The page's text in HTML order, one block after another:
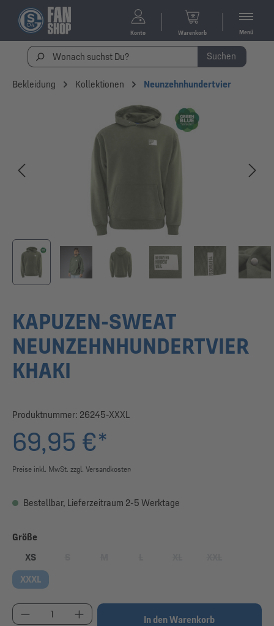
Konto Warenkorb Menü
Suchen
Bekleidung Kollektionen Neunzehnhundertvier
KAPUZEN-SWEAT
NEUNZEHNHUNDERTVIER
KHAKI
Produktnummer: 26245-XXXL
69,95 €*
Preise inkl. MwSt. zzgl. Versandkosten
Bestellbar, Lieferzeitraum 2-5 Werktage
Größe
XS
XXXL
Produkt Anzahl: Gib den gewünschten Wert ein
In den Warenkorb